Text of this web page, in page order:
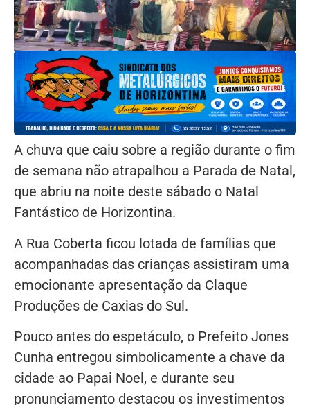
A chuva que caiu sobre a região durante o fim
de semana não atrapalhou a Parada de Natal,
que abriu na noite deste sábado o Natal
Fantástico de Horizontina.
A Rua Coberta ficou lotada de famílias que
acompanhadas das crianças assistiram uma
emocionante apresentação da Claque
Produções de Caxias do Sul.
Pouco antes do espetáculo, o Prefeito Jones
Cunha entregou simbolicamente a chave da
cidade ao Papai Noel, e durante seu
pronunciamento destacou os investimentos